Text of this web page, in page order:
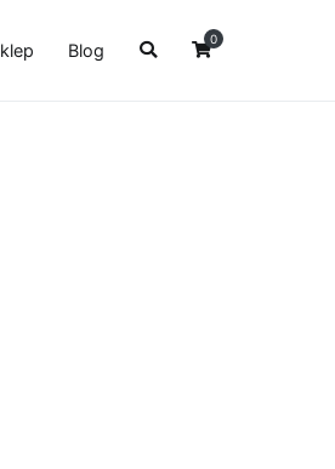
Blog
0